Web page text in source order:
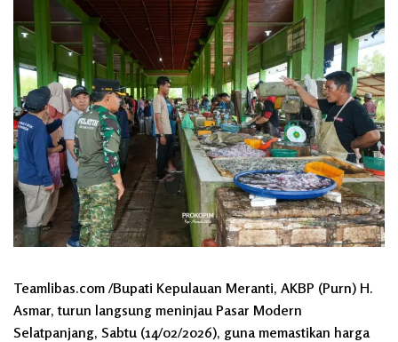
Teamlibas.com /Bupati Kepulauan Meranti, AKBP (Purn) H.
Asmar, turun langsung meninjau Pasar Modern
Selatpanjang, Sabtu (14/02/2026), guna memastikan harga